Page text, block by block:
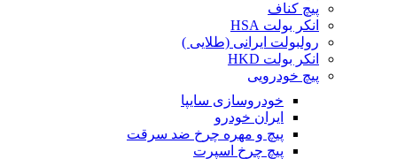
پیچ کناف
انکر بولت HSA
رولبولت ایرانی (طلایی )
انکر بولت HKD
پیچ خودرویی
خودروسازی سایپا
ایران خودرو
پیچ و مهره چرخ ضد سرقت
پیچ چرخ اسپرت